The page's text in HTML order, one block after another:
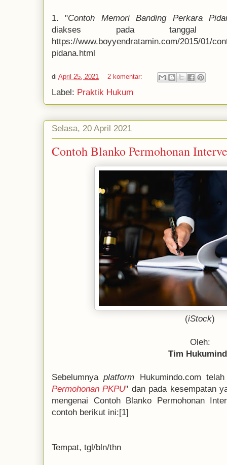
1. "Contoh Memori Banding Perkara
diakses pada
https://www.boyyendratamin.com/2015/01/
pidana.html
di April 25, 2021 2 komentar:
Label: Praktik Hukum
Selasa, 20 April 2021
Contoh Blanko Permohonan
(iStock)
Oleh:
Tim
Sebelumnyaplatform Hukumindo.com
Permohonan PKPU" dan pada kesempatan
mengenai Contoh Blanko Permohonan
contoh berikut ini:[1]
Tempat, tgl/bln/thn